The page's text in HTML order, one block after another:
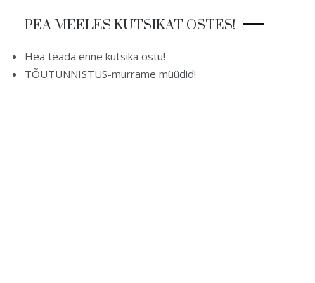
PEA MEELES KUTSIKAT OSTES!
Hea teada enne kutsika ostu!
TÕUTUNNISTUS-murrame müüdid!